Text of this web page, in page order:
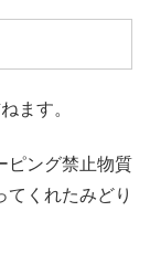
ます。
ピング禁止物質
てくれたみどり